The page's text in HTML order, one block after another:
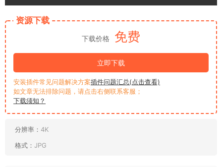
资源下载
下载价格 免费
立即下载
安装插件常见问题解决方案插件问题汇总(点击查看)
如文章无法排除问题，请点击右侧联系客服；
下载须知？
分辨率： 4K
格式： JPG